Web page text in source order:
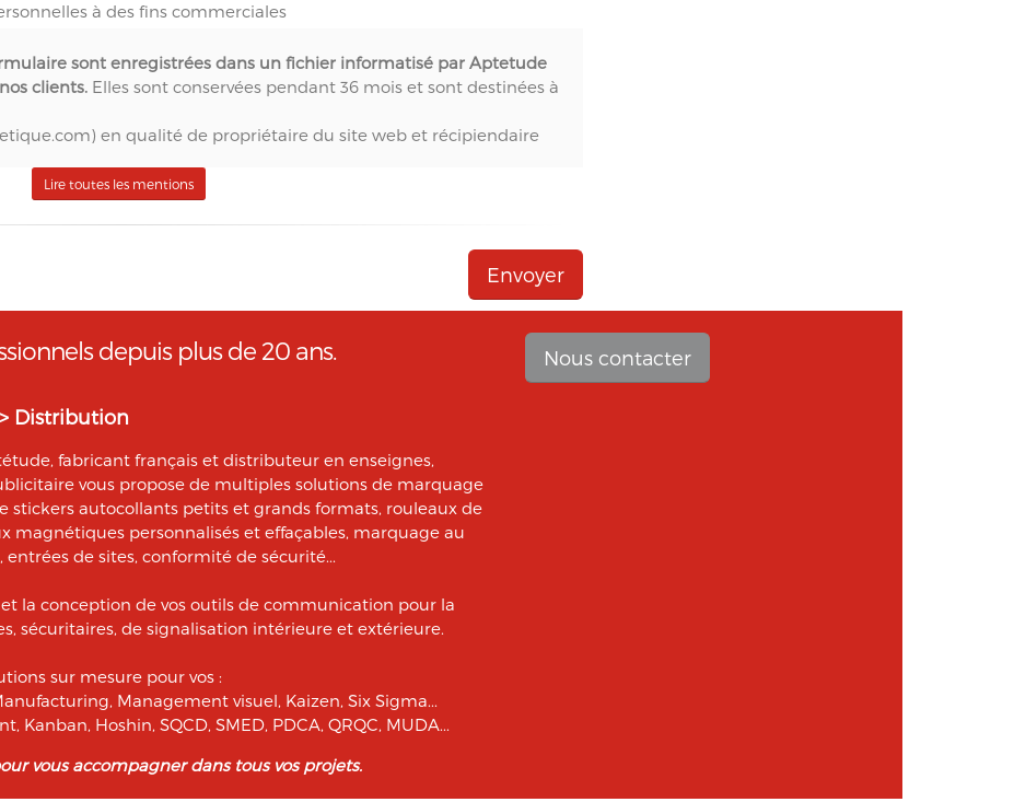
à des fins commerciales
sont enregistrées dans un fichier informatisé par Aptetude
clients. Elles sont conservées pendant 36 mois et sont destinées à
en qualité de propriétaire du site web et récipiendaire
d'agence web,
technique du site web,
du site web,
que solution marketing de référence pour l'envoi d'Emailing,
M. Christophe PATRY, responsable technique web et des
Lire toutes les mentions
depuis plus de 20 ans.
Distribution
fabricant français et distributeur en enseignes,
vous propose de multiples solutions de marquage
stickers autocollants petits et grands formats, rouleaux de
magnétiques personnalisés et effaçables, marquage au
de sites, conformité de sécurité...
la conception de vos outils de communication pour la
sécuritaires, de signalisation intérieure et extérieure.
sur mesure pour vos :
Management visuel, Kaizen, Six Sigma...
Hoshin, SQCD, SMED, PDCA, QRQC, MUDA...
vous accompagner dans tous vos projets.
Nous contacter